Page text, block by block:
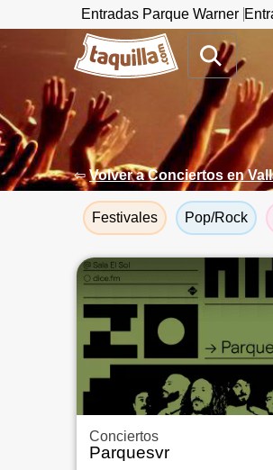
Entradas Parque Warner
www.taquilla.com
⇦Volver a Conciertos en
Festivales Pop/Rock
Conciertos
Parquesvr